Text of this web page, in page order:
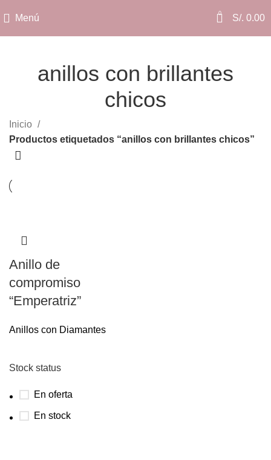
Menú 0 S/. 0.00
anillos con brillantes
chicos
Stock status
En oferta
En stock
Inicio
Productos etiquetados “anillos con brillantes chicos”
Anillo de
compromiso
“Emperatriz”
Anillos con Diamantes